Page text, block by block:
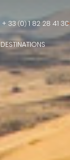
+ 33(0)1 82 28 41 30
DESTINATIONS